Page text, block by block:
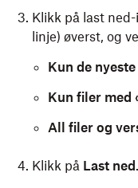
Klikk på last
linje) øverst, og
Kun de
Kun filer med
All filer og
Klikk på Last ned .